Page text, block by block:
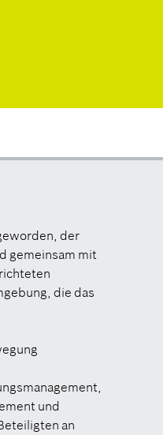
der
gemeinsam mit
die das
und
an